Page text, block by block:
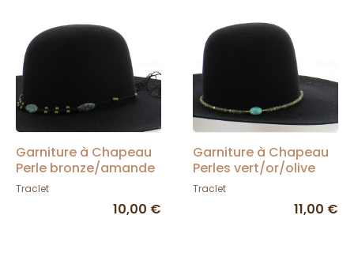
Garniture à Chapeau
Perle bronze/amande
bleuté/cordage noir -
Traclet
10,00 €
Garniture à Chapeau
Perles vert/or/olive
bleu - Traclet
Traclet
11,00 €